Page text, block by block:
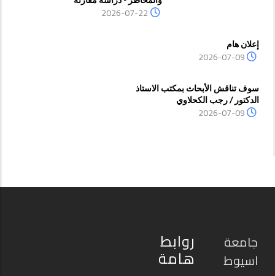
2026-07-22
إعلان هام
2026-07-09
سوف تناقش الأبحاث بمكتب الاستاذ
الدكتور / رجب الكحلاوي
2026-07-09
جامعة
اسيوط
روابط
هامة